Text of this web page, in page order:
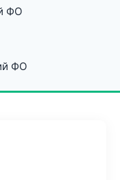
ФО
ФО